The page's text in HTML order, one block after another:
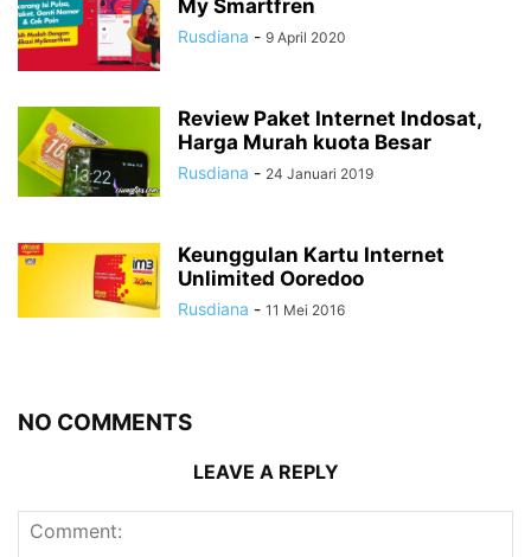
My Smartfren
Rusdiana - 9 April 2020
Review Paket Internet Indosat,
Harga Murah kuota Besar
Rusdiana - 24 Januari 2019
Keunggulan Kartu Internet
Unlimited Ooredoo
Rusdiana - 11 Mei 2016
NO COMMENTS
LEAVE A REPLY